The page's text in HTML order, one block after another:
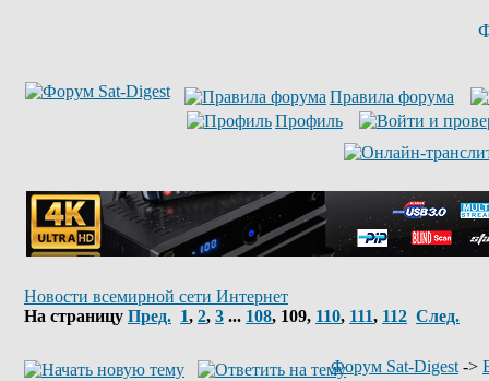
Правила форума
Профиль
Новости всемирной сети Интернет
На страницу Пред. 1, 2, 3 ... 108, 109, 110, 111, 112 След.
Форум Sat-Digest ->